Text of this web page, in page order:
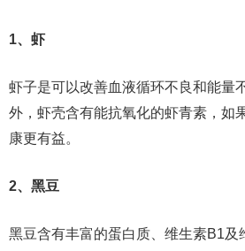
1、虾
虾子是可以改善血液循环不良和能量
外，虾壳含有能抗氧化的虾青素，如
康更有益。
2、黑豆
黑豆含有丰富的蛋白质、维生素B1及